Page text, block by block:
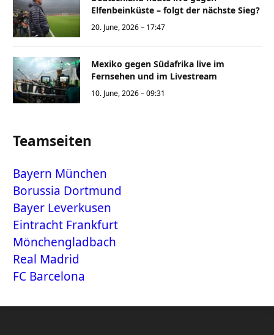
Elfenbeinküste – folgt der nächste Sieg?
20. June, 2026 – 17:47
Mexiko gegen Südafrika live im
Fernsehen und im Livestream
10. June, 2026 – 09:31
Teamseiten
Bayern München
Borussia Dortmund
Bayer Leverkusen
Eintracht Frankfurt
Mönchengladbach
Real Madrid
FC Barcelona